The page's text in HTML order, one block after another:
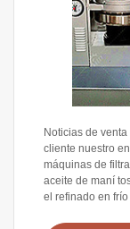
Noticias de
cliente nuestro
máquinas de
aceite de maní
el refinado en